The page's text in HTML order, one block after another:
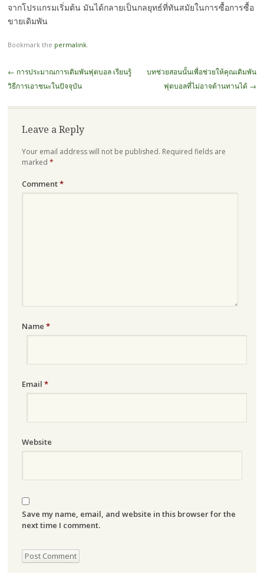
จากโปรแกรมเริ่มต้น มันได้กลายเป็นกลยุทธ์ที่ทันสมัยในการซื้อการซื้อ
ขายเดิมพัน
Bookmark the permalink.
Post
navigation
← การประมาณการเดิมพันฟุตบอล เรียนรู้
วิธีการเอาชนะในปัจจุบัน
บทช่วยสอนนั้นเพื่อช่วยให้คุณเดิมพัน
ฟุตบอลที่ไม่อาจต้านทานได้ →
Leave a Reply
Your email address will not be published. Required fields are
marked *
Comment*
Name *
Email *
Website
Save my name, email, and website in this browser for the
next time I comment.